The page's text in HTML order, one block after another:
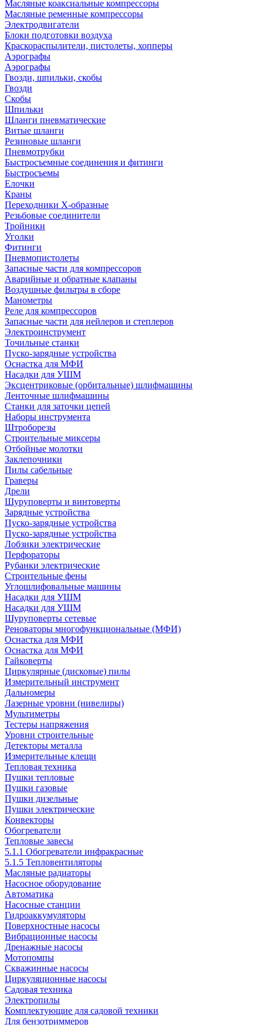
Масляные коаксиальные компрессоры
Масляные ременные компрессоры
Электродвигатели
Блоки подготовки воздуха
Краскораспылители, пистолеты, хопперы
Аэрографы
Аэрографы
Гвозди, шпильки, скобы
Гвозди
Скобы
Шпильки
Шланги пневматические
Витые шланги
Резиновые шланги
Пневмотрубки
Быстросъемные соединения и фитинги
Быстросъемы
Елочки
Краны
Переходники Х-образные
Резьбовые соединители
Тройники
Уголки
Фитинги
Пневмопистолеты
Запасные части для компрессоров
Аварийные и обратные клапаны
Воздушные фильтры в сборе
Манометры
Реле для компрессоров
Запасные части для нейлеров и степлеров
Электроинструмент
Точильные станки
Пуско-зарядные устройства
Оснастка для МФИ
Насадки для УШМ
Эксцентриковые (орбитальные) шлифмашины
Ленточные шлифмашины
Станки для заточки цепей
Наборы инструмента
Штроборезы
Строительные миксеры
Отбойные молотки
Заклепочники
Пилы сабельные
Граверы
Дрели
Шуруповерты и винтоверты
Зарядные устройства
Пуско-зарядные устройства
Пуско-зарядные устройства
Лобзики электрические
Перфораторы
Рубанки электрические
Строительные фены
Углошлифовальные машины
Насадки для УШМ
Насадки для УШМ
Шуруповерты сетевые
Реноваторы многофункциональные (МФИ)
Оснастка для МФИ
Оснастка для МФИ
Гайковерты
Циркулярные (дисковые) пилы
Измерительный инструмент
Дальномеры
Лазерные уровни (нивелиры)
Мультиметры
Тестеры напряжения
Уровни строительные
Детекторы металла
Измерительные клещи
Тепловая техника
Пушки тепловые
Пушки газовые
Пушки дизельные
Пушки электрические
Конвекторы
Обогреватели
Тепловые завесы
5.1.1 Обогреватели инфракрасные
5.1.5 Тепловентиляторы
Масляные радиаторы
Насосное оборудование
Автоматика
Насосные станции
Гидроаккумуляторы
Поверхностные насосы
Вибрационные насосы
Дренажные насосы
Мотопомпы
Скважинные насосы
Циркуляционные насосы
Садовая техника
Электропилы
Комплектующие для садовой техники
Для бензотриммеров